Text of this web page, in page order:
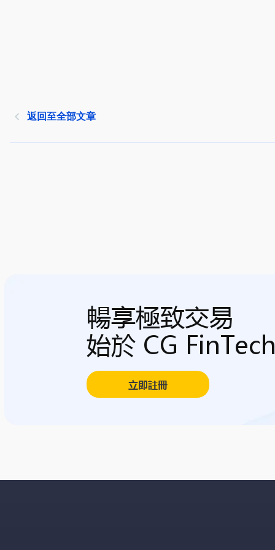
返回至全部文章
暢享極致交易
始於 CG
立即註冊